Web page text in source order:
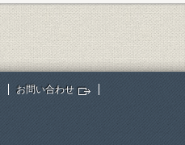
お問い合わせ